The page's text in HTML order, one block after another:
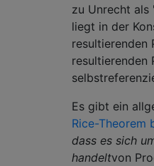
zu Unrecht als
liegt in der
resultierenden
resultierenden
Es gibt ein
Rice-Theorem
dass es sich
handeltvon